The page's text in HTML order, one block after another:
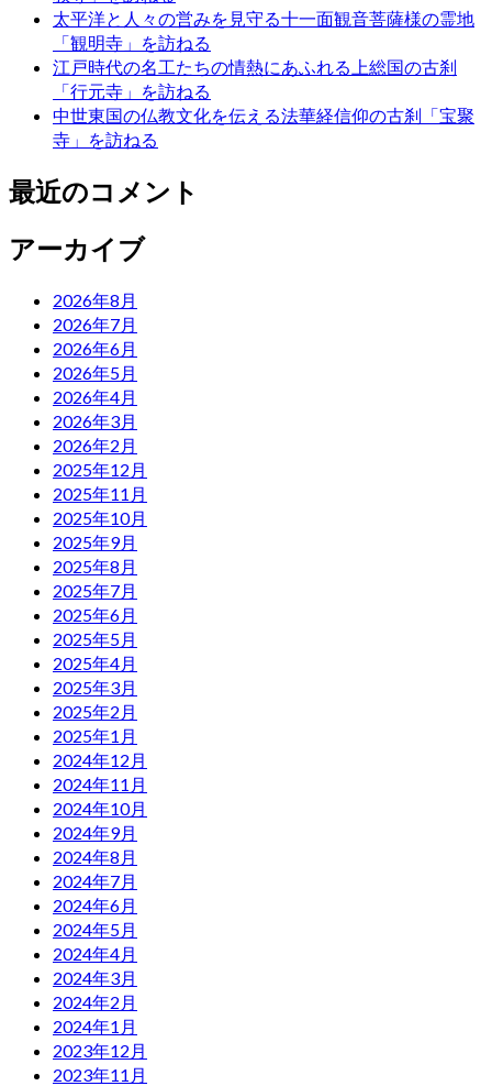
太平洋と人々の営みを見守る十一面観音菩薩様の霊地
「観明寺」を訪ねる
江戸時代の名工たちの情熱にあふれる上総国の古刹
「行元寺」を訪ねる
中世東国の仏教文化を伝える法華経信仰の古刹「宝聚
寺」を訪ねる
最近のコメント
アーカイブ
2026年8月
2026年7月
2026年6月
2026年5月
2026年4月
2026年3月
2026年2月
2025年12月
2025年11月
2025年10月
2025年9月
2025年8月
2025年7月
2025年6月
2025年5月
2025年4月
2025年3月
2025年2月
2025年1月
2024年12月
2024年11月
2024年10月
2024年9月
2024年8月
2024年7月
2024年6月
2024年5月
2024年4月
2024年3月
2024年2月
2024年1月
2023年12月
2023年11月